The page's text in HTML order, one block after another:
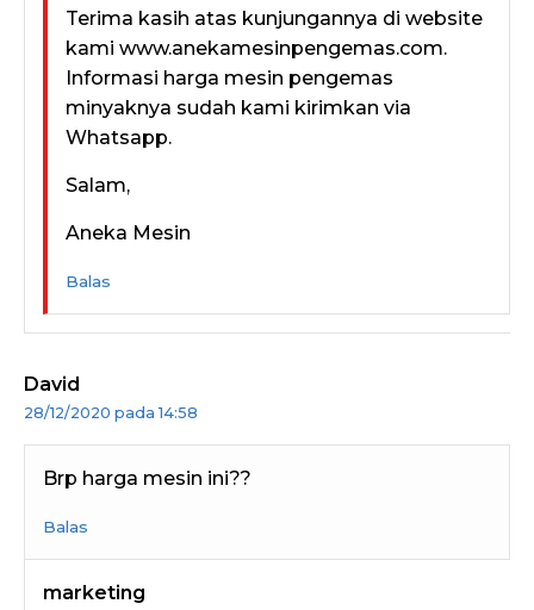
Terima kasih atas kunjungannya di website
kami www.anekamesinpengemas.com.
Informasi harga mesin pengemas
minyaknya sudah kami kirimkan via
Whatsapp.
Salam,
Aneka Mesin
Balas
David
28/12/2020 pada 14:58
Brp harga mesin ini??
Balas
marketing